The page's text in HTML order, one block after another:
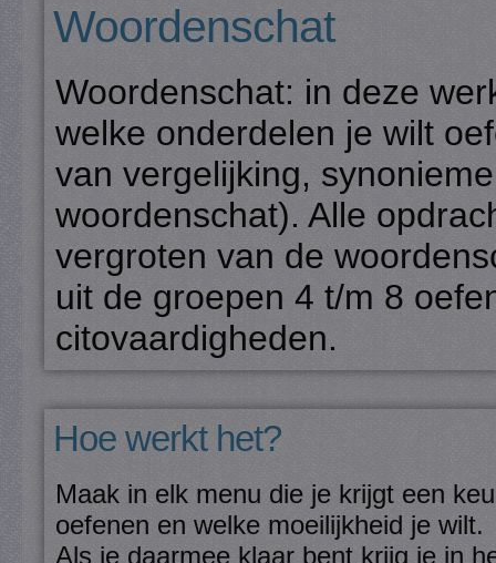
Woordenschat
Woordenschat: in deze
welke onderdelen je wilt
van vergelijking,
woordenschat). Alle
vergroten van de
uit de groepen 4 t/m 8
citovaardigheden.
Hoe werkt het?
Maak in elk menu die je krijgt een
oefenen en welke moeilijkheid je wilt.
Als je daarmee klaar bent krijg je in